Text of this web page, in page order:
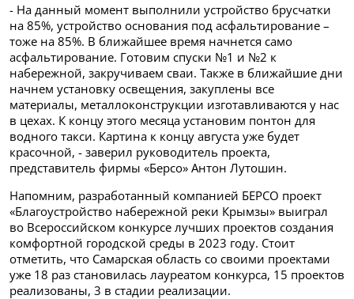
- На данный момент выполнили устройство брусчатки
на 85%, устройство основания под асфальтирование –
тоже на 85%. В ближайшее время начнется само
асфальтирование. Готовим спуски №1 и №2 к
набережной, закручиваем сваи. Также в ближайшие дни
начнем установку освещения, закуплены все
материалы, металлоконструкции изготавливаются у нас
в цехах. К концу этого месяца установим понтон для
водного такси. Картина к концу августа уже будет
красочной, - заверил руководитель проекта,
представитель фирмы «Берсо» Антон Лутошин.
Напомним, разработанный компанией БЕРСО проект
«Благоустройство набережной реки Крымзы» выиграл
во Всероссийском конкурсе лучших проектов создания
комфортной городской среды в 2023 году. Стоит
отметить, что Самарская область со своими проектами
уже 18 раз становилась лауреатом конкурса, 15 проектов
реализованы, 3 в стадии реализации.